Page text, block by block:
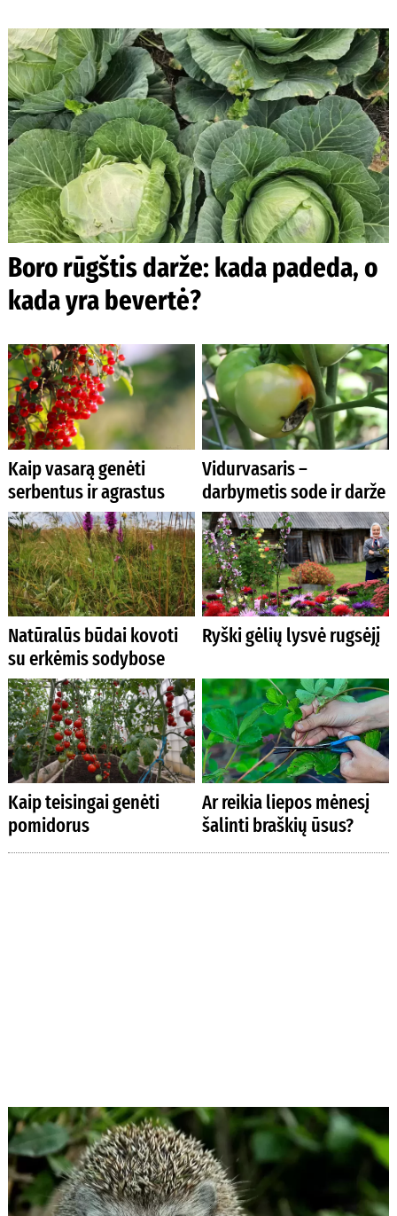
Boro rūgštis darže: kada padeda, o
kada yra bevertė?
Kaip vasarą genėti
serbentus ir agrastus
Vidurvasaris –
darbymetis sode ir darže
Natūralūs būdai kovoti
su erkėmis sodybose
Ryški gėlių lysvė rugsėjį
Kaip teisingai genėti
pomidorus
Ar reikia liepos mėnesį
šalinti braškių ūsus?